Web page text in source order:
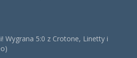
Wygrana 5:0 z Crotone, Linetty i